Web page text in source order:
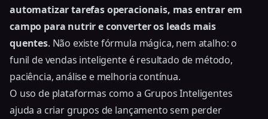
automatizar tarefas operacionais, mas entrar em
campo para nutrir e converter os leads mais
quentes. Não existe fórmula mágica, nem atalho: o
funil de vendas inteligente é resultado de método,
paciência, análise e melhoria contínua.
O uso de plataformas como a Grupos Inteligentes
ajuda a criar grupos de lançamento sem perder